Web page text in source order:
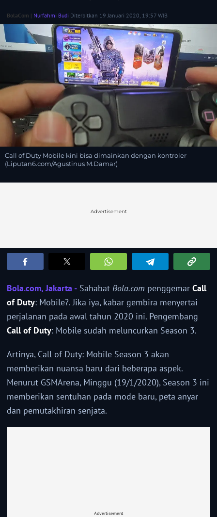
BolaCom | Nurfahmi Budi Diterbitkan 19 Januari 2020, 19:57 WIB
Call of Duty Mobile kini bisa dimainkan dengan kontroler
(Liputan6.com/Agustinus M.Damar)
Advertisement
Bola.com, Jakarta - Sahabat Bola.com penggemar Call
of Duty: Mobile?. Jika iya, kabar gembira menyertai
perjalanan pada awal tahun 2020 ini. Pengembang
Call of Duty: Mobile sudah meluncurkan Season 3.
Artinya, Call of Duty: Mobile Season 3 akan
memberikan nuansa baru dari beberapa aspek.
Menurut GSMArena, Minggu (19/1/2020), Season 3 ini
memberikan sentuhan pada mode baru, peta anyar
dan pemutakhiran senjata.
Advertisement